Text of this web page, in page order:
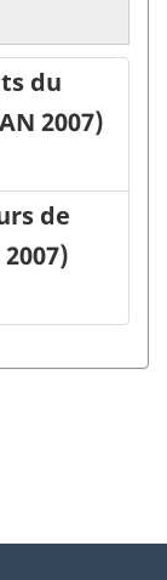
du
2007)
de